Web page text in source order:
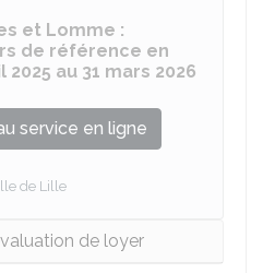
et Lomme :
de référence en
au 31 mars 2026
service en ligne
de Lille
de loyer